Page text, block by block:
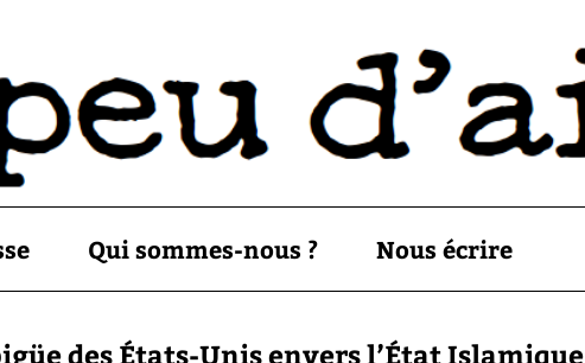
Qui sommes-nous ? Nous écrire
des États-Unis envers l’État Islamique